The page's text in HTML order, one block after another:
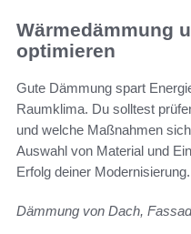
Wärmedämmung
optimieren
Gute Dämmung spart
Raumklima. Du solltest
und welche Maßnahmen
Auswahl von Material und
Erfolg deiner Modernisierung.
Dämmung von Dach,